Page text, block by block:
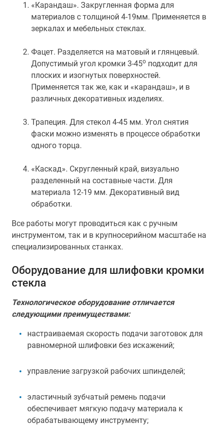
«Карандаш». Закругленная форма для
материалов с толщиной 4-19мм. Применяется в
зеркалах и мебельных стеклах.
Фацет. Разделяется на матовый и глянцевый.
Допустимый угол кромки 3-45о подходит для
плоских и изогнутых поверхностей.
Применяется так же, как и «карандаш», и в
различных декоративных изделиях.
Трапеция. Для стекол 4-45 мм. Угол снятия
фаски можно изменять в процессе обработки
одного торца.
«Каскад». Скругленный край, визуально
разделенный на составные части. Для
материала 12-19 мм. Декоративный вид
обработки.
Все работы могут проводиться как с ручным
инструментом, так и в крупносерийном масштабе на
специализированных станках.
Оборудование для шлифовки кромки
стекла
Технологическое оборудование отличается
следующими преимуществами:
настраиваемая скорость подачи заготовок для
равномерной шлифовки без искажений;
управление загрузкой рабочих шпинделей;
эластичный зубчатый ремень подачи
обеспечивает мягкую подачу материала к
обрабатывающему инструменту;